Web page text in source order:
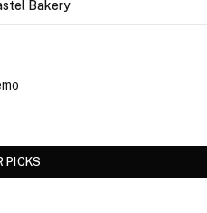
Bakery
PICKS